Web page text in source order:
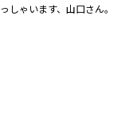
しゃいます、山口さん。